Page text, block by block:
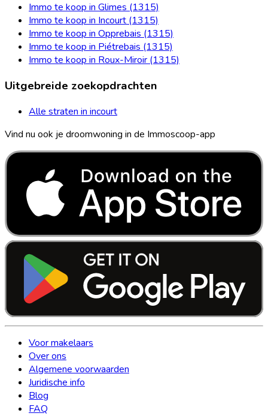
Immo te koop in Glimes (1315)
Immo te koop in Incourt (1315)
Immo te koop in Opprebais (1315)
Immo te koop in Piétrebais (1315)
Immo te koop in Roux-Miroir (1315)
Uitgebreide zoekopdrachten
Alle straten in incourt
Vind nu ook je droomwoning in de Immoscoop-app
Voor makelaars
Over ons
Algemene voorwaarden
Juridische info
Blog
FAQ